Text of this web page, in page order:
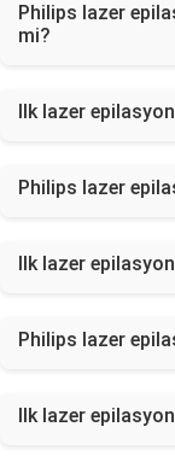
Philips lazer
mi?
Ilk lazer
Philips lazer
Ilk lazer epilasyon
Philips lazer
Ilk lazer epilasyon